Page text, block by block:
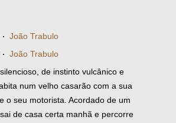
· João Trabulo
· João Trabulo
de instinto vulcânico e
num velho casarão com a sua
o seu motorista. Acordado de um
de casa certa manhã e percorre